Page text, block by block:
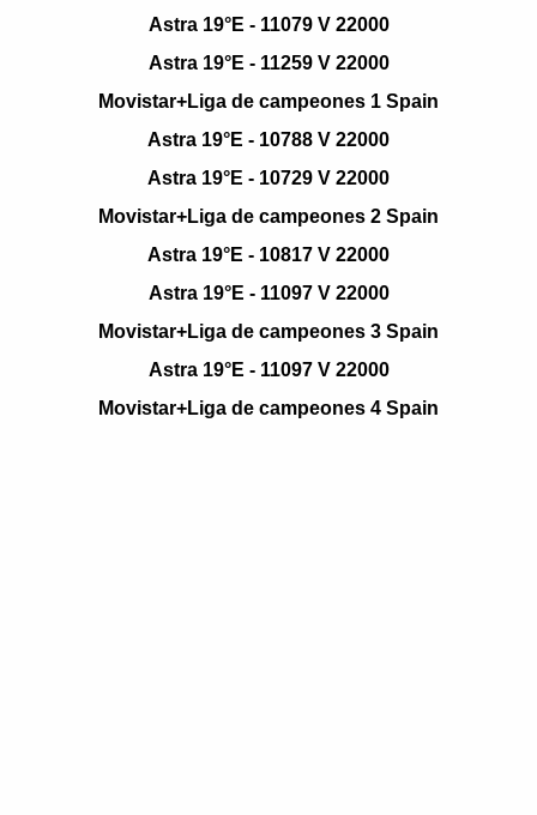
Astra 19°E - 11079 V 22000
Astra 19°E - 11259 V 22000
Movistar+Liga de campeones 1 Spain
Astra 19°E - 10788 V 22000
Astra 19°E - 10729 V 22000
Movistar+Liga de campeones 2 Spain
Astra 19°E - 10817 V 22000
Astra 19°E - 11097 V 22000
Movistar+Liga de campeones 3 Spain
Astra 19°E - 11097 V 22000
Movistar+Liga de campeones 4 Spain